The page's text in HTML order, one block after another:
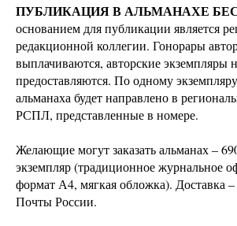
ПУБЛИКАЦИЯ В АЛЬМАНАХЕ
основанием для публикации является
редакционной коллегии. Гонорары
выплачиваются, авторские экземпляры
предоставляются. По одному
альманаха будет направлено в
РСПЛ, представленные в номере.
Желающие могут заказать альманах –
экземпляр (традиционное журнальное
формат А4, мягкая обложка). Доставка
Почты России.